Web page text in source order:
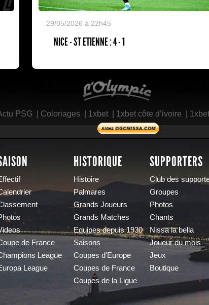
29/05/2026 à 22h45
NICE - ST ETIENNE : 4 - 1
PSG| Coloriages| 1xbet| 1xbet côte d’ivoire
de France
League
League
HISTORIQUE
Histoire
Palmares
Grands Joueurs
Grands Matches
Equipes depuis 1930
Saisons
Coupes d'Europe
Coupes de France
Coupes de la Ligue
SUPPORTERS
Club des
Groupes
Photos
Chants
Nissa la bella
Joueur du mois
Jeux
Boutique